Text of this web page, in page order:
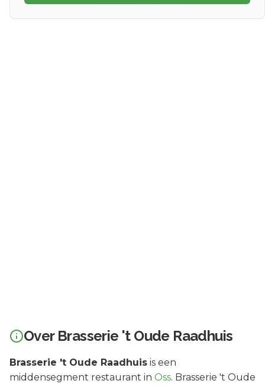
Over Brasserie 't Oude Raadhuis
Brasserie 't Oude Raadhuis is een
middensegment restaurant in Oss. Brasserie 't Oude